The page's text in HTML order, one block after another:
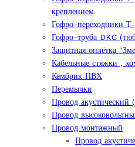
креплением
Гофро-переходники
Гофро-труба DKC
Защитная оплётка
Кабельные стяжки ,
Кембрик ПВХ
Перемычки
Провод
Провод
Провод монтажный
Провод